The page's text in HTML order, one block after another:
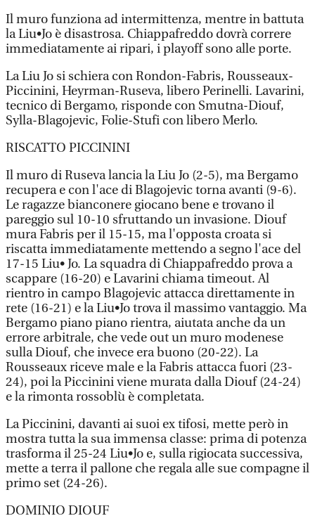
Il muro funziona ad intermittenza, mentre in battuta
la Liu•Jo è disastrosa. Chiappafreddo dovrà correre
immediatamente ai ripari, i playoff sono alle porte.
La Liu Jo si schiera con Rondon-Fabris, Rousseaux-
Piccinini, Heyrman-Ruseva, libero Perinelli. Lavarini,
tecnico di Bergamo, risponde con Smutna-Diouf,
Sylla-Blagojevic, Folie-Stufi con libero Merlo.
RISCATTO PICCININI
Il muro di Ruseva lancia la Liu Jo (2-5), ma Bergamo
recupera e con l'ace di Blagojevic torna avanti (9-6).
Le ragazze bianconere giocano bene e trovano il
pareggio sul 10-10 sfruttando un invasione. Diouf
mura Fabris per il 15-15, ma l'opposta croata si
riscatta immediatamente mettendo a segno l'ace del
17-15 Liu• Jo. La squadra di Chiappafreddo prova a
scappare (16-20) e Lavarini chiama timeout. Al
rientro in campo Blagojevic attacca direttamente in
rete (16-21) e la Liu•Jo trova il massimo vantaggio. Ma
Bergamo piano piano rientra, aiutata anche da un
errore arbitrale, che vede out un muro modenese
sulla Diouf, che invece era buono (20-22). La
Rousseaux riceve male e la Fabris attacca fuori (23-
24), poi la Piccinini viene murata dalla Diouf (24-24)
e la rimonta rossoblù è completata.
La Piccinini, davanti ai suoi ex tifosi, mette però in
mostra tutta la sua immensa classe: prima di potenza
trasforma il 25-24 Liu•Jo e, sulla rigiocata successiva,
mette a terra il pallone che regala alle sue compagne il
primo set (24-26).
DOMINIO DIOUF